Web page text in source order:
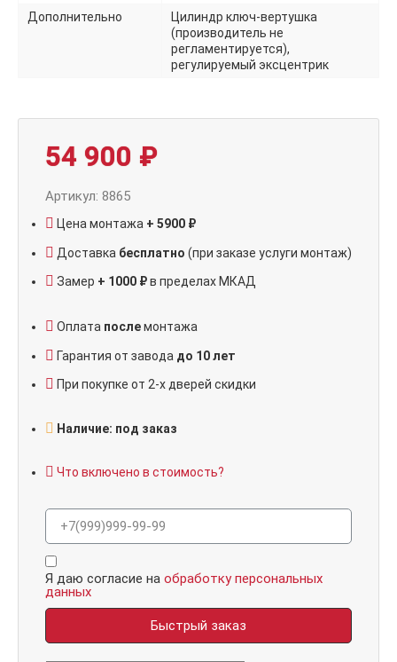
Дополнительно
Цилиндр ключ-вертушка
(производитель не
регламентируется),
регулируемый эксцентрик
54 900 ₽
Артикул: 8865
Цена монтажа + 5900 ₽
Доставка бесплатно (при заказе услуги монтаж)
Замер + 1000 ₽в пределах МКАД
Оплата послемонтажа
Гарантия от завода до 10 лет
При покупке от 2-х дверей скидки
Наличие: под заказ
Что включено в стоимость?
Я даю согласие на обработку персональных
данных
Быстрый заказ